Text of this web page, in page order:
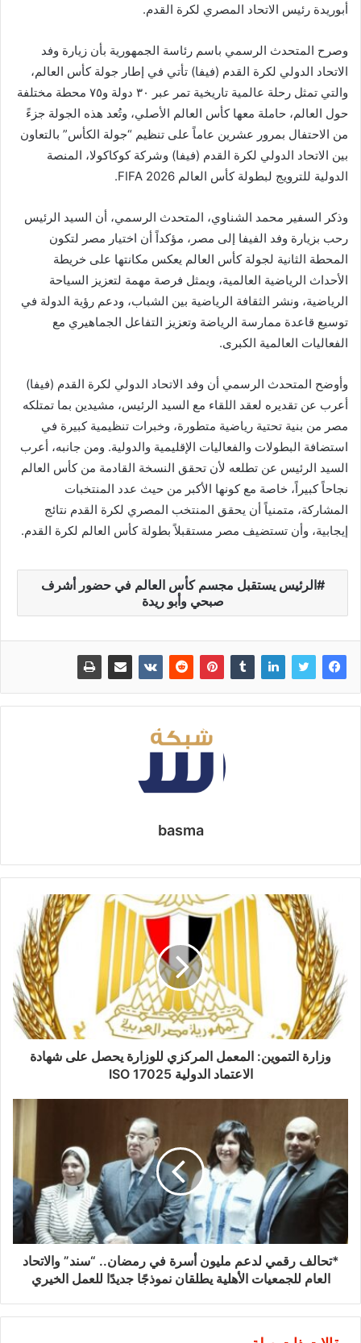
أبوريدة رئيس الاتحاد المصري لكرة القدم.
وصرح المتحدث الرسمي باسم رئاسة الجمهورية بأن زيارة وفد
الاتحاد الدولي لكرة القدم (فيفا) تأتي في إطار جولة كأس العالم،
والتي تمثل رحلة عالمية تاريخية تمر عبر ٣٠ دولة و٧٥ محطة مختلفة
حول العالم، حاملة معها كأس العالم الأصلي، وتُعد هذه الجولة جزءً
من الاحتفال بمرور عشرين عاماً على تنظيم “جولة الكأس” بالتعاون
بين الاتحاد الدولي لكرة القدم (فيفا) وشركة كوكاكولا، المنصة
الدولية للترويج لبطولة كأس العالم FIFA 2026.
وذكر السفير محمد الشناوي، المتحدث الرسمي، أن السيد الرئيس
رحب بزيارة وفد الفيفا إلى مصر، مؤكداً أن اختيار مصر لتكون
المحطة الثانية لجولة كأس العالم يعكس مكانتها على خريطة
الأحداث الرياضية العالمية، ويمثل فرصة مهمة لتعزيز السياحة
الرياضية، ونشر الثقافة الرياضية بين الشباب، ودعم رؤية الدولة في
توسيع قاعدة ممارسة الرياضة وتعزيز التفاعل الجماهيري مع
الفعاليات العالمية الكبرى.
وأوضح المتحدث الرسمي أن وفد الاتحاد الدولي لكرة القدم (فيفا)
أعرب عن تقديره لعقد اللقاء مع السيد الرئيس، مشيدين بما تمتلكه
مصر من بنية تحتية رياضية متطورة، وخبرات تنظيمية كبيرة في
استضافة البطولات والفعاليات الإقليمية والدولية. ومن جانبه، أعرب
السيد الرئيس عن تطلعه لأن تحقق النسخة القادمة من كأس العالم
نجاحاً كبيراً، خاصة مع كونها الأكبر من حيث عدد المنتخبات
المشاركة، متمنياً أن يحقق المنتخب المصري لكرة القدم نتائج
إيجابية، وأن تستضيف مصر مستقبلاً بطولة كأس العالم لكرة القدم.
الرئيس يستقبل مجسم كأس العالم في حضور أشرف
صبحي وأبو ريدة
basma
وزارة التموين: المعمل المركزي للوزارة يحصل على شهادة
الاعتماد الدولية ISO 17025
*تحالف رقمي لدعم مليون أسرة في رمضان.. “سند” والاتحاد
العام للجمعيات الأهلية يطلقان نموذجًا جديدًا للعمل الخيري